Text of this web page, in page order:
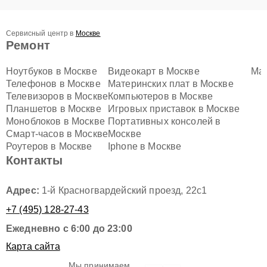
Сервисный центр в Москве
Ремонт
Ноутбуков в Москве
Телефонов в Москве
Телевизоров в Москве
Планшетов в Москве
Моноблоков в Москве
Смарт-часов в Москве
Роутеров в Москве
Видеокарт в Москве
Материнских плат в Москве
Компьютеров в Москве
Игровых приставок в Москве
Портативных консолей в
Москве
Iphone в Москве
Контакты
Адрес: 1-й Красногвардейский проезд, 22с1
+7 (495) 128-27-43
Ежедневно с 6:00 до 23:00
Карта сайта